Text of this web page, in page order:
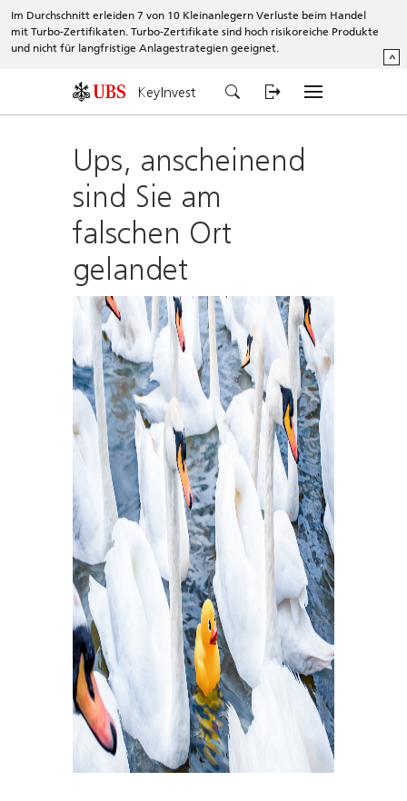
Im Durchschnitt erleiden 7 von 10 Kleinanlegern Verluste beim Handel
mit Turbo-Zertifikaten. Turbo-Zertifikate sind hoch risikoreiche Produkte
und nicht für langfristige Anlagestrategien geeignet.
^
KeyInvest
Ups, anscheinend
sind Sie am
falschen Ort
gelandet